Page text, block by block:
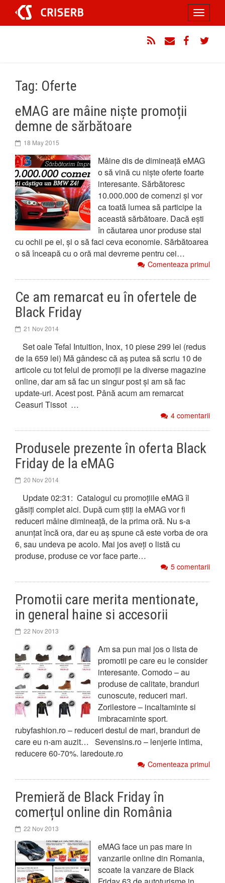
conținut
Toggle
Tag: Oferte
eMAG are mâine niște promoții
demne de sărbătoare
18 May 2015
Mâine dis de dimineață eMAG
o să vină cu niște oferte foarte
interesante. Sărbătoresc
10.000.000 de comenzi și vor
ca toată lumea să participe la
această sărbătoare. Dacă ești
în căutarea unor produse stai
cu ochii pe ei, și o să faci ceva economie. Sărbătoarea
o să înceapă cu o oră mai devreme pentru cei…
Comenteaza primul
Ce am remarcat eu în ofertele de
Black Friday
21 Nov 2014
Set oale Tefal Intuition, Inox, 10 piese 299 lei (redus
de la 659 lei) Mă gândesc că aș putea să scriu 10 de
articole cu tot felul de promoții pe la diverse magazine
online, dar am să fac un singur post și am să fac
update-uri. Acest post. Până acum am remarcat
Ceasuri Tissot …
4 comentarii
Produsele prezente în oferta Black
Friday de la eMAG
20 Nov 2014
Update 02:31: Catalogul cu promoțiile eMAG îl
găsiți complet aici. După cum știți la eMAG vor fi
reduceri mâine dimineață, de la prima oră. Nu s-a
anunțat încă ora, dar eu aș spune că este vorba de ora
6, sau undeva pe acolo. Mai jos aveți o listă cu
produse, produse ce vor face parte…
5 comentarii
Promotii care merita mentionate,
in general haine si accesorii
22 Nov 2013
Am sa pun mai jos o lista de
promotii pe care eu le consider
interesante. Comodo – au
produse de calitate, branduri
cunoscute, reduceri mari.
Zorilestore – incaltaminte si
imbracaminte sport.
rubyfashion.ro – reduceri destul de mari, branduri de
care eu n-am auzit… Sevensins.ro – lenjerie intima,
reducere 60-70%. laredoute.ro
Comenteaza primul
Premieră de Black Friday în
comerțul online din România
22 Nov 2013
eMAG face un pas mare in
vanzarile online din Romania,
scoate la vanzare de Black